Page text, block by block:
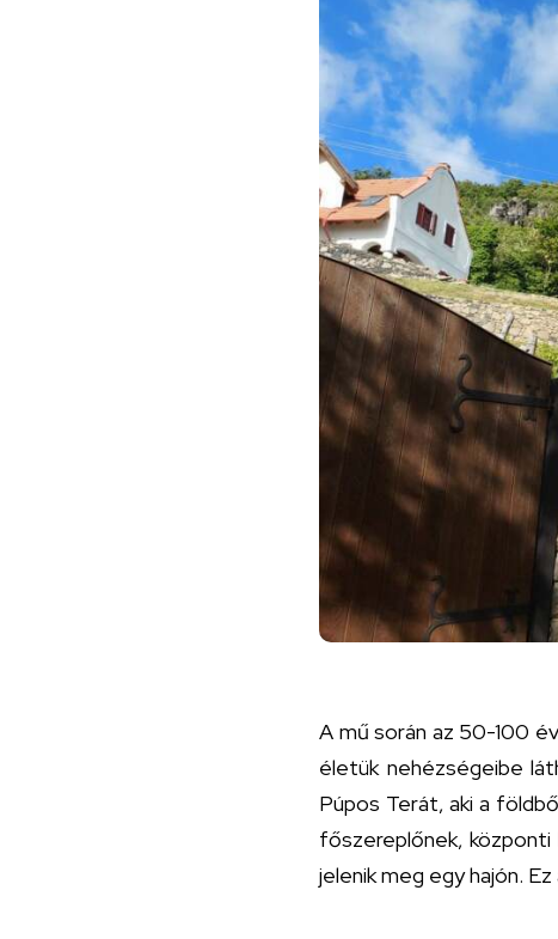
A mű során az 50-100
életük nehézségeibe
Púpos Terát, aki a
főszereplőnek,
jelenik meg egy hajón.